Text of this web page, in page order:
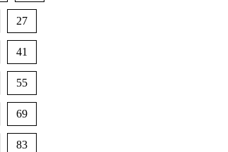
27
41
55
69
83